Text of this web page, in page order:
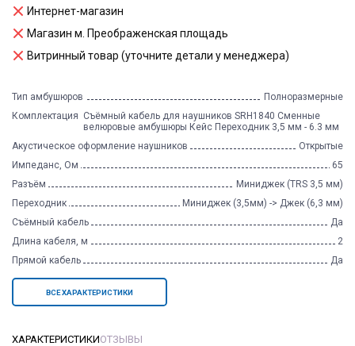
Интернет-магазин
Магазин м. Преображенская площадь
Витринный товар (уточните детали у менеджера)
Тип амбушюров
Полноразмерные
Комплектация Съёмный кабель для наушников SRH1840 Сменные
велюровые амбушюры Кейс Переходник 3,5 мм - 6.3 мм
Акустическое оформление наушников
Открытые
Импеданс, Ом
65
Разъём
Миниджек (TRS 3,5 мм)
Переходник
Миниджек (3,5мм) -> Джек (6,3 мм)
Съёмный кабель
Да
Длина кабеля, м
2
Прямой кабель
Да
ВСЕ ХАРАКТЕРИСТИКИ
ХАРАКТЕРИСТИКИОТЗЫВЫ